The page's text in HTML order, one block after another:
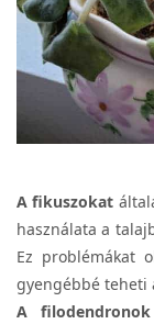
A fikuszokat
használata a
Ez problémákat
gyengébbé teheti
A